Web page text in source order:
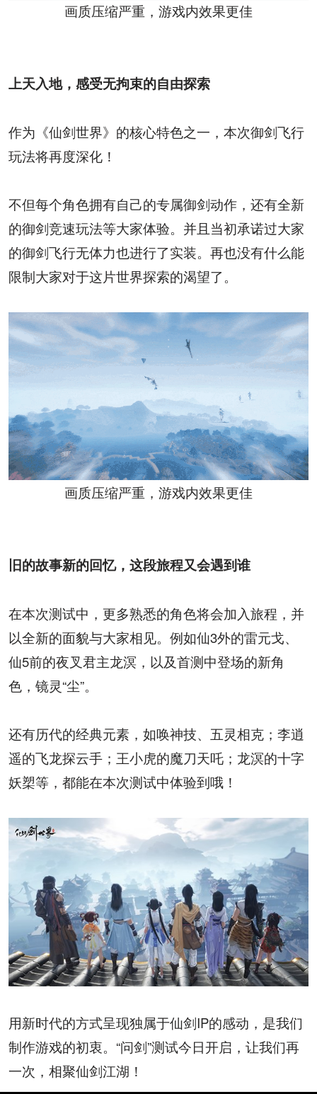
画质压缩严重，游戏内效果更佳
上天入地，感受无拘束的自由探索
作为《仙剑世界》的核心特色之一，本次御剑飞行
玩法将再度深化！
不但每个角色拥有自己的专属御剑动作，还有全新
的御剑竞速玩法等大家体验。并且当初承诺过大家
的御剑飞行无体力也进行了实装。再也没有什么能
限制大家对于这片世界探索的渴望了。
画质压缩严重，游戏内效果更佳
旧的故事新的回忆，这段旅程又会遇到谁
在本次测试中，更多熟悉的角色将会加入旅程，并
以全新的面貌与大家相见。例如仙3外的雷元戈、
仙5前的夜叉君主龙溟，以及首测中登场的新角
色，镜灵“尘”。
还有历代的经典元素，如唤神技、五灵相克；李逍
遥的飞龙探云手；王小虎的魔刀天吒；龙溟的十字
妖槊等，都能在本次测试中体验到哦！
用新时代的方式呈现独属于仙剑IP的感动，是我们
制作游戏的初衷。“问剑”测试今日开启，让我们再
一次，相聚仙剑江湖！